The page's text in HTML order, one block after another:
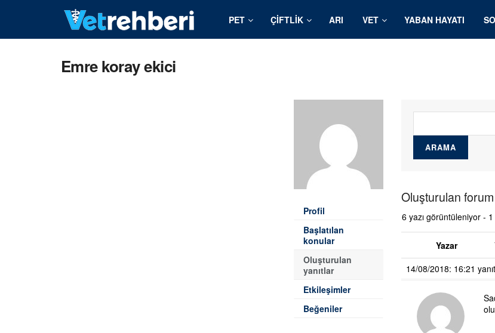
PET ÇIFTLIK ARI VET YABAN HAYATI
Emre koray ekici
Profil
Başlatılan
konular
Oluşturulan
yanıtlar
Etkileşimler
Beğeniler
Oluşturulan forum
6 yazı görüntüleniyor -
Yazar
14/08/2018: 16:21